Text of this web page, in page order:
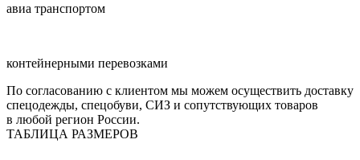
авиа транспортом
контейнерными перевозками
По согласованию с клиентом мы можем осуществить доставку
спецодежды, спецобуви, СИЗ и сопутствующих товаров
в любой регион России.
ТАБЛИЦА РАЗМЕРОВ